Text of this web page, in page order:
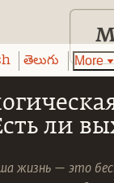
తెలుగు More
ли
жизнь — это